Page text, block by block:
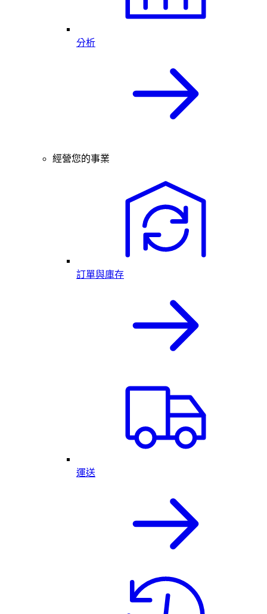
分析
經營您的事業
訂單與庫存
運送